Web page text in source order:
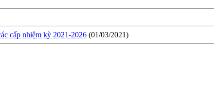
cấp nhiệm kỳ 2021-2026 (01/03/2021)